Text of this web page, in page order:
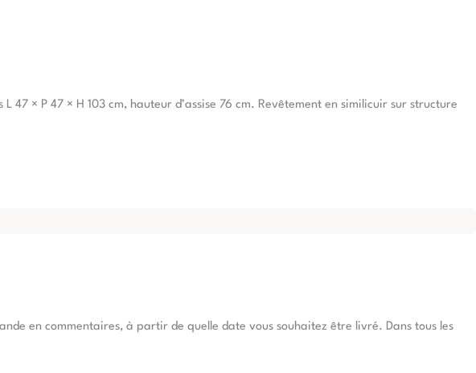
× P 47 × H 103 cm, hauteur d’assise 76 cm. Revêtement en similicuir sur structure
en commentaires, à partir de quelle date vous souhaitez être livré. Dans tous les